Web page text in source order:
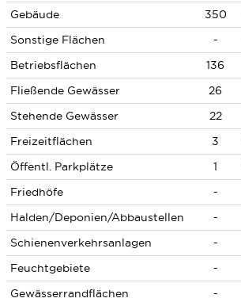
Gebäude 350
Sonstige Flächen
-
Betriebsflächen
136
Fließende Gewässer
26
Stehende Gewässer
22
Freizeitflächen
3
Öffentl. Parkplätze
1
Friedhöfe
-
Halden/Deponien/Abbaustellen
-
Schienenverkehrsanlagen
-
Feuchtgebiete
-
Gewässerrandflächen
-